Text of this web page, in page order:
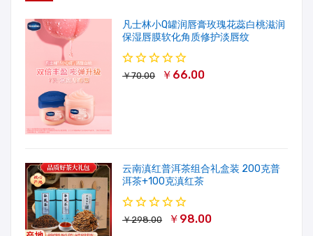
凡士林小Q罐润唇膏玫瑰花蕊白桃滋润
保湿唇膜软化角质修护淡唇纹
￥70.00 ￥66.00
云南滇红普洱茶组合礼盒装 200克普
洱茶+100克滇红茶
￥298.00 ￥98.00